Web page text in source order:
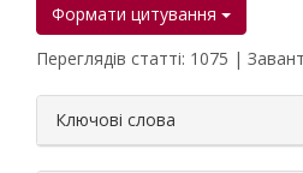
Формати цитування
Переглядів статті: 1075 |
Ключові слова